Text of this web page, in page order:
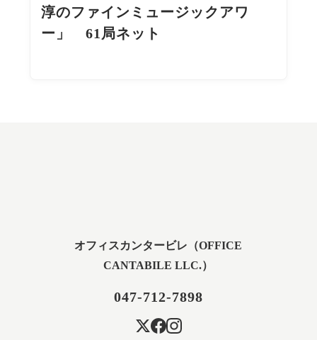
淳のファインミュージックアワ
ー」 61局ネット
オフィスカンタービレ（OFFICE
CANTABILE LLC.）
047-712-7898